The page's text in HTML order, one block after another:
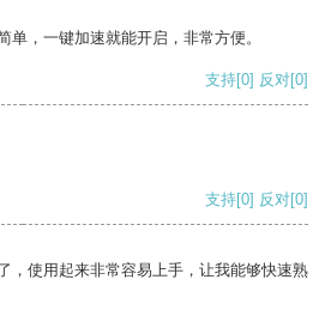
单，一键加速就能开启，非常方便。
支持[0] 反对[0]
支持[0] 反对[0]
，使用起来非常容易上手，让我能够快速熟